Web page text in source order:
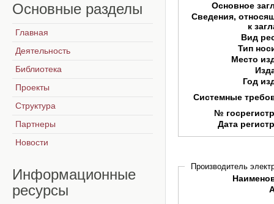
Основное
Сведения,
к
Вид
Тип
Место
Год
Системные
№
Дата
Производитель
Основные разделы
Главная
Деятельность
Библиотека
Проекты
Структура
Партнеры
Новости
Информационные
ресурсы